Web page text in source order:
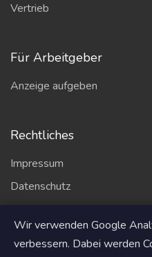
Vertrieb
Für Arbeitgeber
Anzeige aufgeben
Rechtliches
Impressum
Datenschutz
Partner
Wir verwenden Google
verbessern. Dabei werden